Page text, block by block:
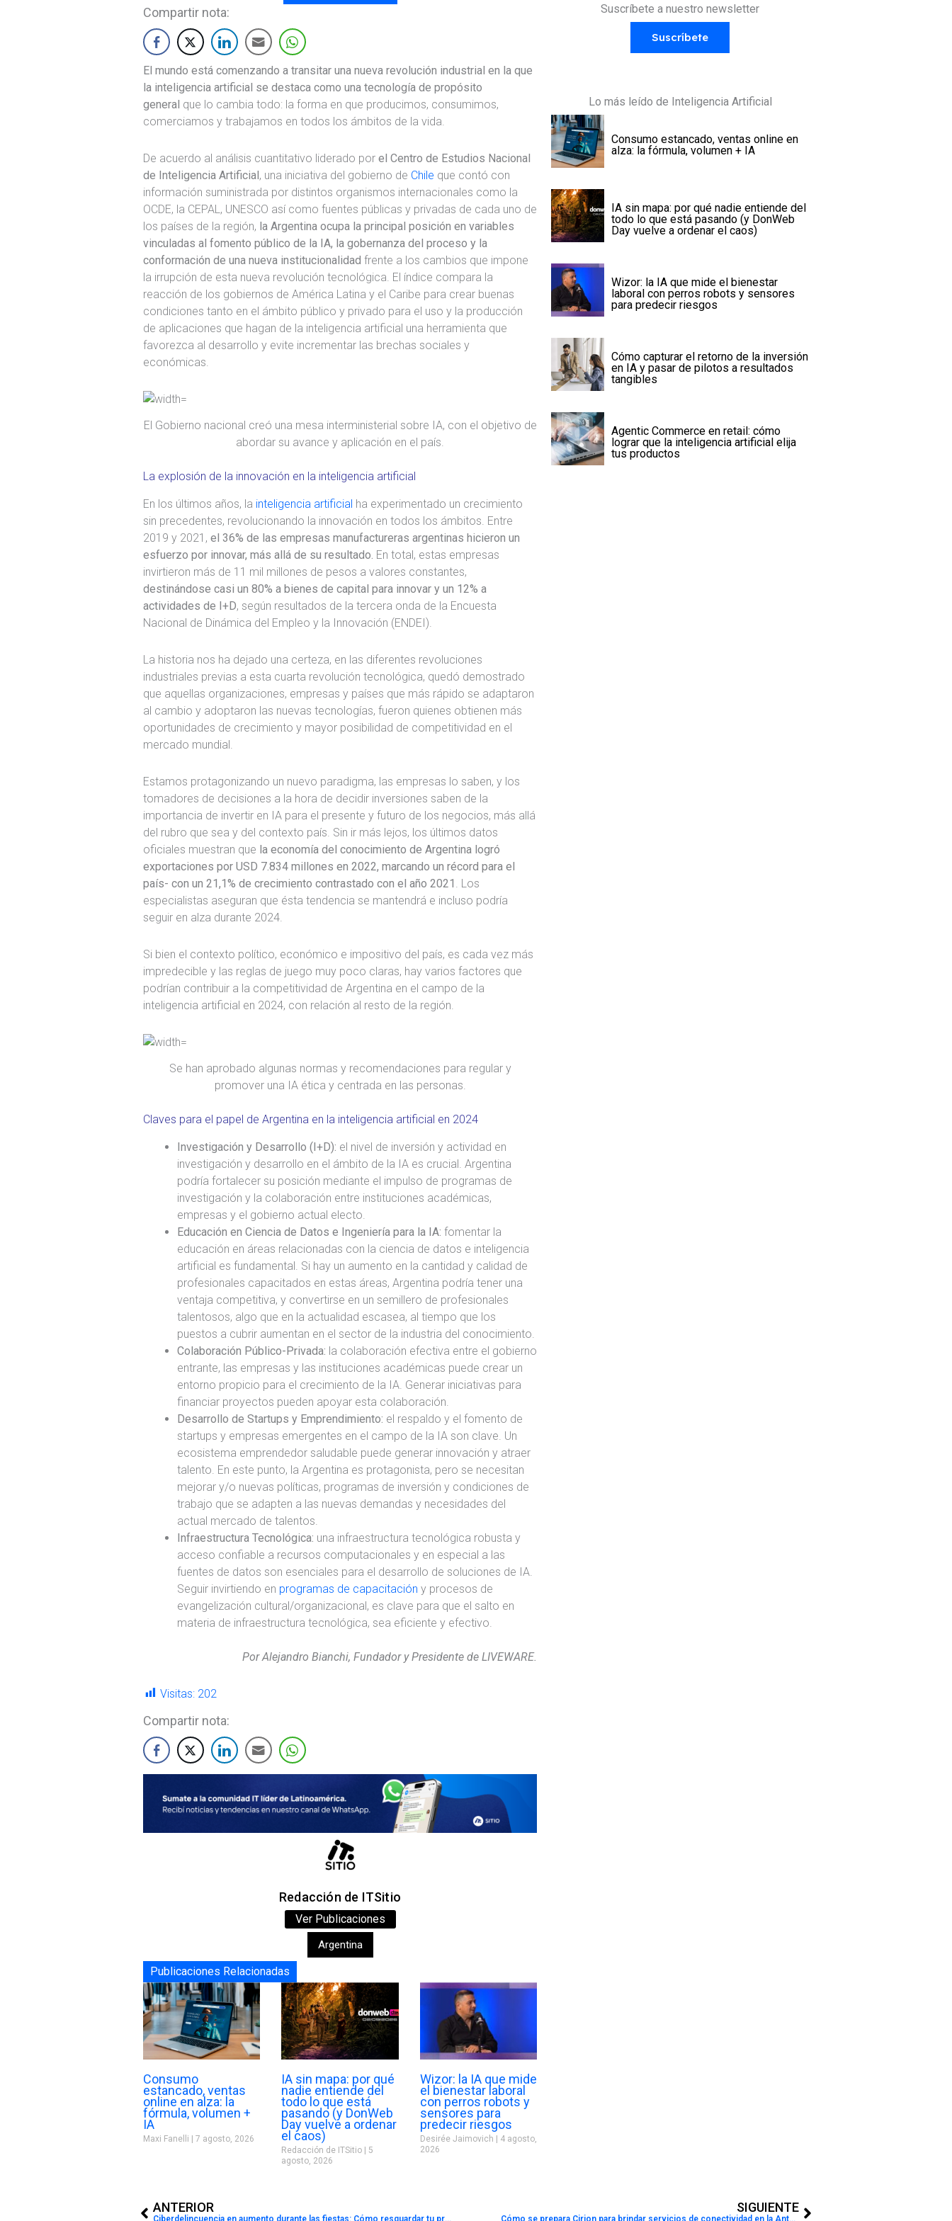
Compartir nota:
El mundo está comenzando a transitar una nueva revolución industrial en la que
la inteligencia artificial se destaca como una tecnología de propósito
general que lo cambia todo: la forma en que producimos, consumimos,
comerciamos y trabajamos en todos los ámbitos de la vida.
De acuerdo al análisis cuantitativo liderado por el Centro de Estudios Nacional
de Inteligencia Artificial , una iniciativa del gobierno de Chile que contó con
información suministrada por distintos organismos internacionales como la
OCDE, la CEPAL, UNESCO así como fuentes públicas y privadas de cada uno de
los países de la región, la Argentina ocupa la principal posición en variables
vinculadas al fomento público de la IA, la gobernanza del proceso y la
conformación de una nueva institucionalidad frente a los cambios que impone
la irrupción de esta nueva revolución tecnológica. El índice compara la
reacción de los gobiernos de América Latina y el Caribe para crear buenas
condiciones tanto en el ámbito público y privado para el uso y la producción
de aplicaciones que hagan de la inteligencia artificial una herramienta que
favorezca al desarrollo y evite incrementar las brechas sociales y
económicas.
El Gobierno nacional creó una mesa interministerial sobre IA, con el objetivo de
abordar su avance y aplicación en el país.
La explosión de la innovación en la inteligencia artificial
En los últimos años, la inteligencia artificial ha experimentado un crecimiento
sin precedentes, revolucionando la innovación en todos los ámbitos. Entre
2019 y 2021, el 36% de las empresas manufactureras argentinas hicieron un
esfuerzo por innovar, más allá de su resultado. En total, estas empresas
invirtieron más de 11 mil millones de pesos a valores constantes,
destinándose casi un 80% a bienes de capital para innovar y un 12% a
actividades de I+D, según resultados de la tercera onda de la Encuesta
Nacional de Dinámica del Empleo y la Innovación (ENDEI).
La historia nos ha dejado una certeza, en las diferentes revoluciones
industriales previas a esta cuarta revolución tecnológica, quedó demostrado
que aquellas organizaciones, empresas y países que más rápido se adaptaron
al cambio y adoptaron las nuevas tecnologías, fueron quienes obtienen más
oportunidades de crecimiento y mayor posibilidad de competitividad en el
mercado mundial.
Estamos protagonizando un nuevo paradigma, las empresas lo saben, y los
tomadores de decisiones a la hora de decidir inversiones saben de la
importancia de invertir en IA para el presente y futuro de los negocios, más allá
del rubro que sea y del contexto país. Sin ir más lejos, los últimos datos
oficiales muestran que la economía del conocimiento de Argentina logró
exportaciones por USD 7.834 millones en 2022, marcando un récord para el
país- con un 21,1% de crecimiento contrastado con el año 2021 . Los
especialistas aseguran que ésta tendencia se mantendrá e incluso podría
seguir en alza durante 2024.
Si bien el contexto político, económico e impositivo del país, es cada vez más
impredecible y las reglas de juego muy poco claras, hay varios factores que
podrían contribuir a la competitividad de Argentina en el campo de la
inteligencia artificial en 2024, con relación al resto de la región.
Se han aprobado algunas normas y recomendaciones para regular y
promover una IA ética y centrada en las personas.
Claves para el papel de Argentina en la inteligencia artificial en 2024
Investigación y Desarrollo (I+D): el nivel de inversión y actividad en
investigación y desarrollo en el ámbito de la IA es crucial. Argentina
podría fortalecer su posición mediante el impulso de programas de
investigación y la colaboración entre instituciones académicas,
empresas y el gobierno actual electo.
Educación en Ciencia de Datos e Ingeniería para la IA: fomentar la
educación en áreas relacionadas con la ciencia de datos e inteligencia
artificial es fundamental. Si hay un aumento en la cantidad y calidad de
profesionales capacitados en estas áreas, Argentina podría tener una
ventaja competitiva, y convertirse en un semillero de profesionales
talentosos, algo que en la actualidad escasea, al tiempo que los
puestos a cubrir aumentan en el sector de la industria del conocimiento.
Colaboración Público-Privada: la colaboración efectiva entre el gobierno
entrante, las empresas y las instituciones académicas puede crear un
entorno propicio para el crecimiento de la IA. Generar iniciativas para
financiar proyectos pueden apoyar esta colaboración.
Desarrollo de Startups y Emprendimiento: el respaldo y el fomento de
startups y empresas emergentes en el campo de la IA son clave. Un
ecosistema emprendedor saludable puede generar innovación y atraer
talento. En este punto, la Argentina es protagonista, pero se necesitan
mejorar y/o nuevas políticas, programas de inversión y condiciones de
trabajo que se adapten a las nuevas demandas y necesidades del
actual mercado de talentos.
Infraestructura Tecnológica: una infraestructura tecnológica robusta y
acceso confiable a recursos computacionales y en especial a las
fuentes de datos son esenciales para el desarrollo de soluciones de IA.
Seguir invirtiendo en programas de capacitación y procesos de
evangelización cultural/organizacional, es clave para que el salto en
materia de infraestructura tecnológica, sea eficiente y efectivo.
Por Alejandro Bianchi, Fundador y Presidente de LIVEWARE.
Visitas: 202
Compartir nota:
Redacción de ITSitio
Ver Publicaciones
Argentina
Publicaciones Relacionadas
Consumo
estancado, ventas
online en alza: la
fórmula, volumen +
IA
Maxi Fanelli 7 agosto, 2026
IA sin mapa: por qué
nadie entiende del
todo lo que está
pasando (y DonWeb
Day vuelve a ordenar
el caos)
Redacción de ITSitio
5
agosto, 2026
Wizor: la IA que mide
el bienestar laboral
con perros robots y
sensores para
predecir riesgos
Desirée Jaimovich
4 agosto,
2026
Suscríbete a nuestro newsletter
Suscríbete
Lo más leído de Inteligencia Artificial
Consumo estancado, ventas online en
alza: la fórmula, volumen + IA
IA sin mapa: por qué nadie entiende del
todo lo que está pasando (y DonWeb
Day vuelve a ordenar el caos)
Wizor: la IA que mide el bienestar
laboral con perros robots y sensores
para predecir riesgos
Cómo capturar el retorno de la inversión
en IA y pasar de pilotos a resultados
tangibles
Agentic Commerce en retail: cómo
lograr que la inteligencia artificial elija
tus productos
ANTERIOR SIGUIENTE